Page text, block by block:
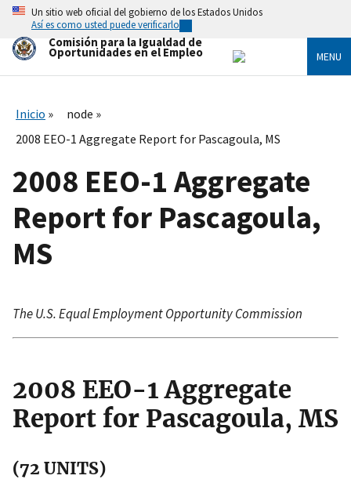
Skip
main
content
Un sitio web oficial del gobierno de los Estados Unidos
Así es como usted puede verificarlo
Comisión para la Igualdad de
Oportunidades en el Empleo MENU
Inicio
node
2008 EEO-1 Aggregate Report for Pascagoula, MS
2008 EEO-1 Aggregate
Report for Pascagoula,
MS
The U.S. Equal Employment Opportunity Commission
2008 EEO-1 Aggregate
Report for Pascagoula, MS
(72 UNITS)